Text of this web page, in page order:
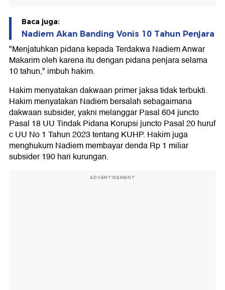
Baca juga:
Nadiem Akan Banding Vonis 10 Tahun Penjara
"Menjatuhkan pidana kepada Terdakwa Nadiem Anwar
Makarim oleh karena itu dengan pidana penjara selama
10 tahun," imbuh hakim.
Hakim menyatakan dakwaan primer jaksa tidak terbukti.
Hakim menyatakan Nadiem bersalah sebagaimana
dakwaan subsider, yakni melanggar Pasal 604 juncto
Pasal 18 UU Tindak Pidana Korupsi juncto Pasal 20 huruf
c UU No 1 Tahun 2023 tentang KUHP. Hakim juga
menghukum Nadiem membayar denda Rp 1 miliar
subsider 190 hari kurungan.
ADVERTISEMENT